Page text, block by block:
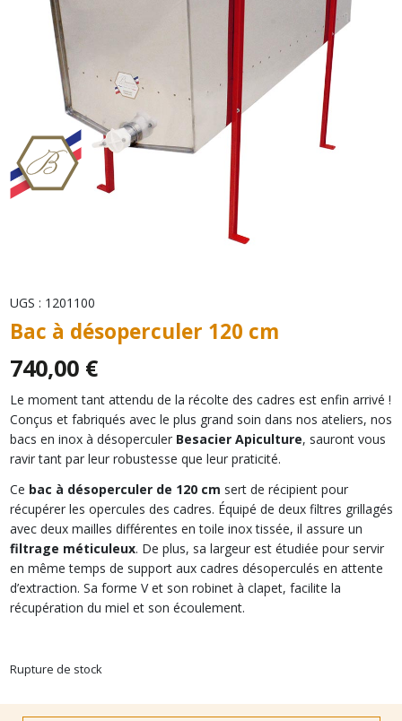
UGS : 1201100
Bac à désoperculer 120 cm
740,00 €
Le moment tant attendu de la récolte des cadres est enfin arrivé !
Conçus et fabriqués avec le plus grand soin dans nos ateliers, nos
bacs en inox à désoperculer Besacier Apiculture, sauront vous
ravir tant par leur robustesse que leur praticité.
Ce bac à désoperculer de 120 cm sert de récipient pour
récupérer les opercules des cadres. Équipé de deux filtres grillagés
avec deux mailles différentes en toile inox tissée, il assure un
filtrage méticuleux. De plus, sa largeur est étudiée pour servir
en même temps de support aux cadres désoperculés en attente
d’extraction. Sa forme V et son robinet à clapet, facilite la
récupération du miel et son écoulement.
Rupture de stock